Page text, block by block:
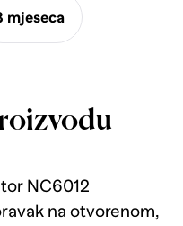
mjeseca
NC6012
na otvorenom,